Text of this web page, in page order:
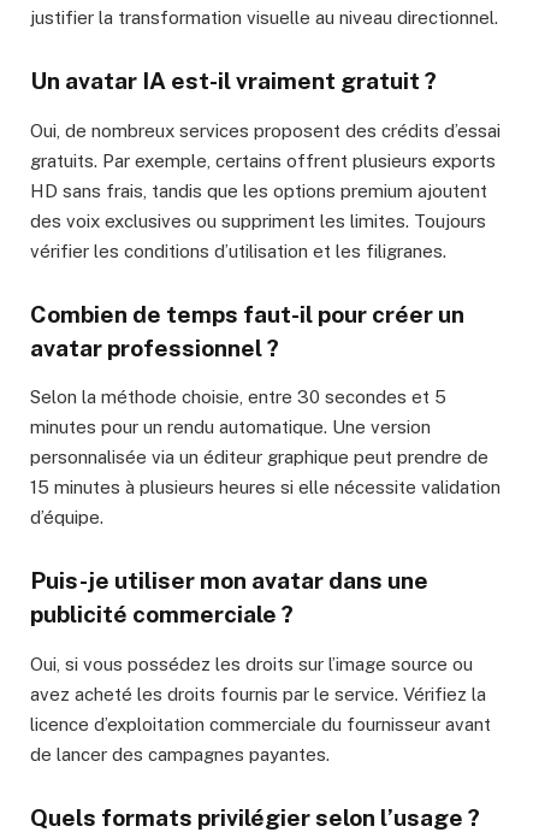
justifier la transformation visuelle au niveau directionnel.
Un avatar IA est-il vraiment gratuit ?
Oui, de nombreux services proposent des crédits d’essai
gratuits. Par exemple, certains offrent plusieurs exports
HD sans frais, tandis que les options premium ajoutent
des voix exclusives ou suppriment les limites. Toujours
vérifier les conditions d’utilisation et les filigranes.
Combien de temps faut-il pour créer un
avatar professionnel ?
Selon la méthode choisie, entre 30 secondes et 5
minutes pour un rendu automatique. Une version
personnalisée via un éditeur graphique peut prendre de
15 minutes à plusieurs heures si elle nécessite validation
d’équipe.
Puis-je utiliser mon avatar dans une
publicité commerciale ?
Oui, si vous possédez les droits sur l’image source ou
avez acheté les droits fournis par le service. Vérifiez la
licence d’exploitation commerciale du fournisseur avant
de lancer des campagnes payantes.
Quels formats privilégier selon l’usage ?